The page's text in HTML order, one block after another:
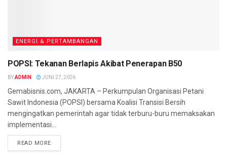
ENERGI & PERTAMBANGAN
POPSI: Tekanan Berlapis Akibat Penerapan B50
BYADMIN JUNI 27, 2026
Gemabisnis.com, JAKARTA – Perkumpulan Organisasi Petani
Sawit Indonesia (POPSI) bersama Koalisi Transisi Bersih
mengingatkan pemerintah agar tidak terburu-buru memaksakan
implementasi...
READ MORE